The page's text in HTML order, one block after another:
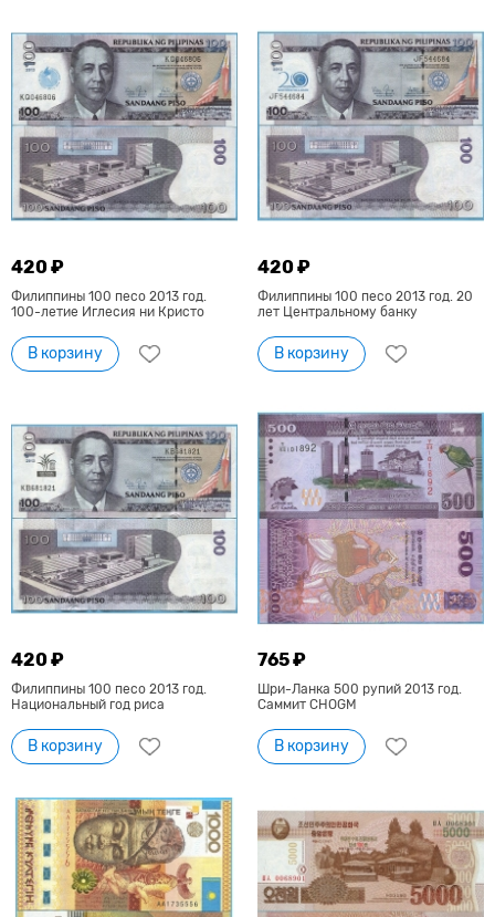
420 ₽
Филиппины 100 песо 2013 год.
100-летие Иглесия ни Кристо
В корзину
420 ₽
Филиппины 100 песо 2013 год. 20
лет Центральному банку
В корзину
420 ₽
Филиппины 100 песо 2013 год.
Национальный год риса
В корзину
765 ₽
Шри-Ланка 500 рупий 2013 год.
Саммит CHOGM
В корзину